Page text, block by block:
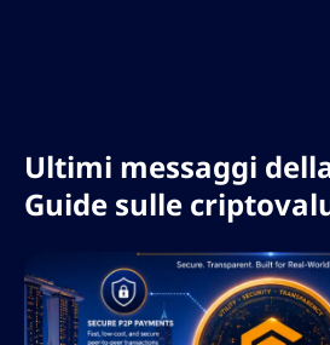
l’output in JSON, quindi non
nessun carattere che
il formato JSON.
Ultimi messaggi
Guide sulle